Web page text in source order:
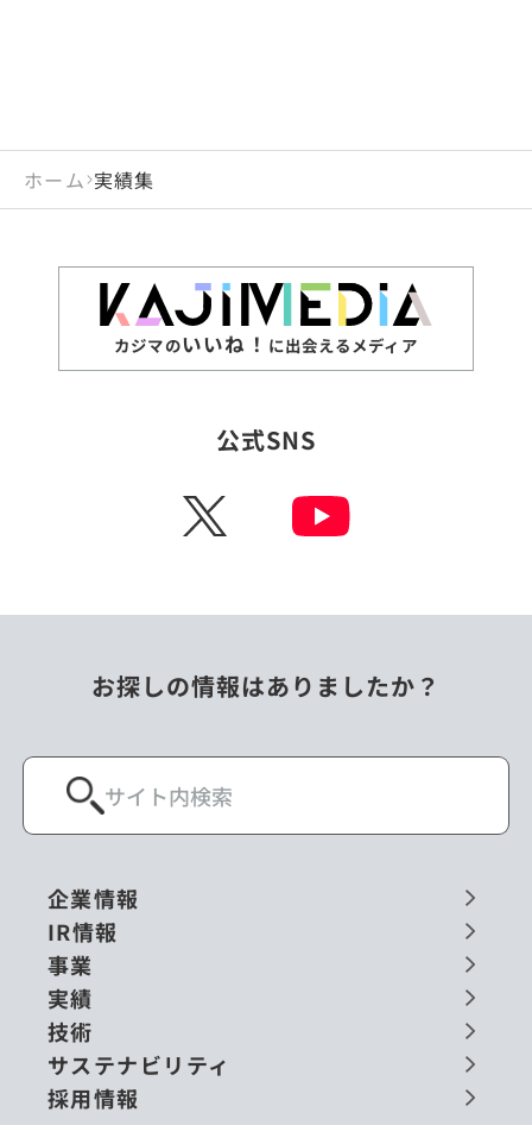
ホーム 実績集
カジマのいいね！ に出会えるメディア
公式SNS
X
お探しの情報はありましたか？
企業情報
IR情報
事業
実績
技術
サステナビリティ
採用情報